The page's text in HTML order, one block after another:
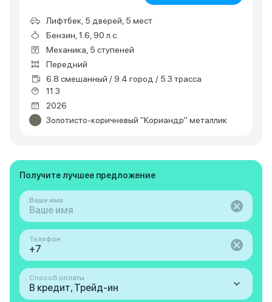
Лифтбек, 5 дверей, 5 мест
Бензин, 1.6, 90 л.с.
Механика, 5 ступеней
Передний
6.8 смешанный / 9.4 город / 5.3 трасса
11.3
2026
Золотисто-коричневый "Кориандр" металлик
Получите лучшее предложение
Ваше имя
Телефон
Способ оплаты
В кредит, Трейд-ин